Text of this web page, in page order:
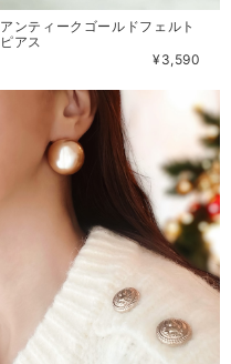
アンティークゴールドフェルト
ピアス
¥3,590